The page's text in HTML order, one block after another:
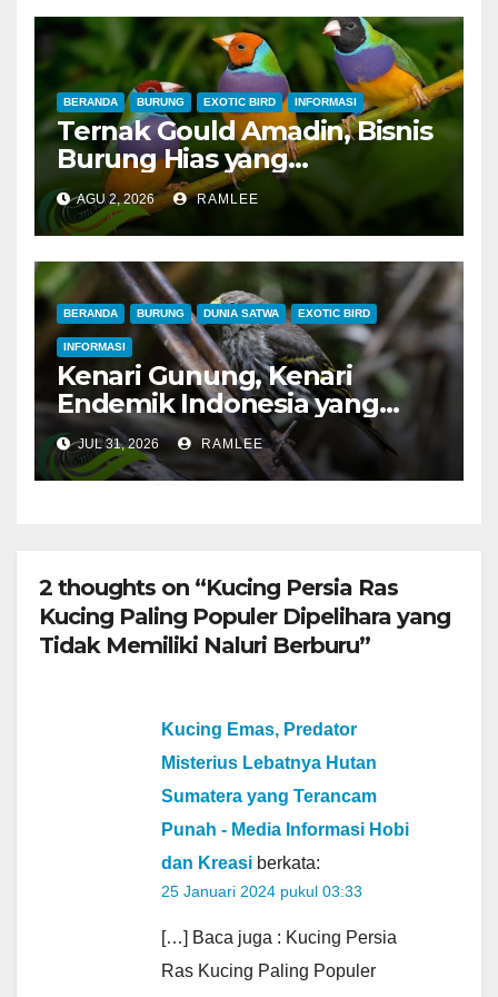
Merah dan Jahanam Juara
BERANDA BURUNG EXOTIC BIRD INFORMASI
Ternak Gould Amadin, Bisnis
Burung Hias yang
Menguntungkan
AGU 2, 2026 RAMLEE
BERANDA BURUNG DUNIA SATWA EXOTIC BIRD
INFORMASI
Kenari Gunung, Kenari
Endemik Indonesia yang
Sangat Sulit Dipelihara
JUL 31, 2026 RAMLEE
2 thoughts on “Kucing Persia Ras
Kucing Paling Populer Dipelihara yang
Tidak Memiliki Naluri Berburu”
Kucing Emas, Predator
Misterius Lebatnya Hutan
Sumatera yang Terancam
Punah - Media Informasi Hobi
dan Kreasi berkata:
25 Januari 2024 pukul 03:33
[…] Baca juga : Kucing Persia
Ras Kucing Paling Populer